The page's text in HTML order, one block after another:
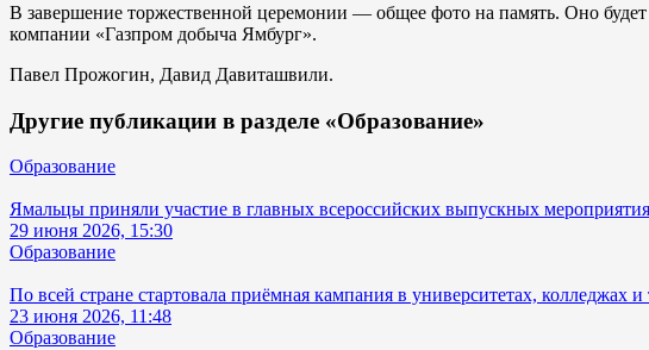
В завершение торжественной церемонии — общее фото на память. Оно
компании «Газпром добыча Ямбург».
Павел Прожогин, Давид Давиташвили.
Другие публикации в разделе «Образование»
Образование
Ямальцы приняли участие в главных всероссийских выпускных
29 июня 2026, 15:30
Образование
По всей стране стартовала приёмная кампания в университетах, колледжах
23 июня 2026, 11:48
Образование